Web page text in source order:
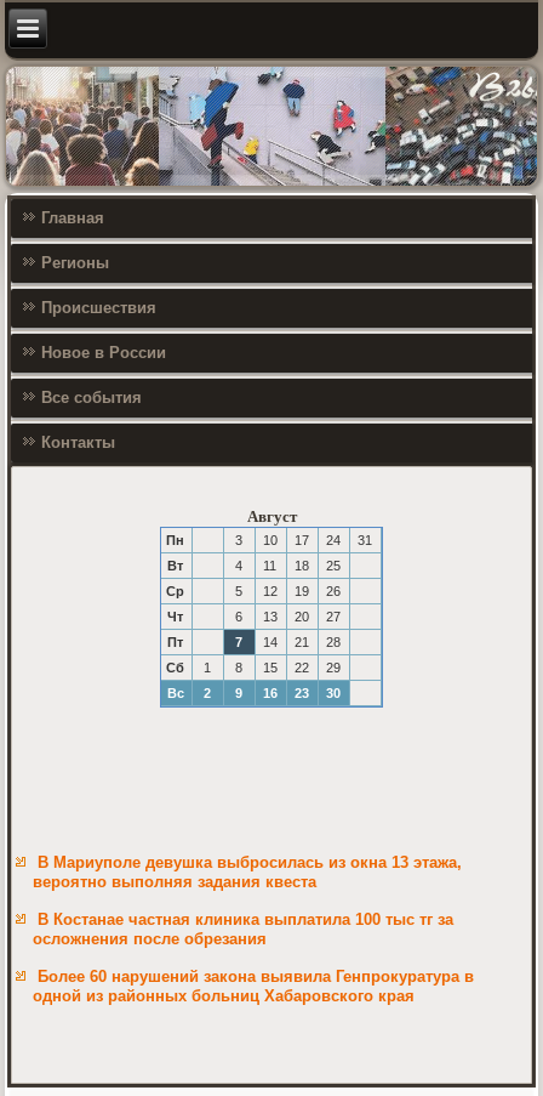
Главная
Регионы
Происшествия
Новое в России
Все события
Контакты
Август
Пн 3 10 17 24
31
Вт
4 11 18
25
Ср
5 12 19
26
Чт
6 13 20
27
Пт
7 14 21
28
Сб
1 8 15 22
29
Вс
2 9 16 23 30
В Мариуполе девушка выбросилась из окна 13 этажа,
вероятно выполняя задания квеста
В Костанае частная клиника выплатила 100 тыс тг за
осложнения после обрезания
Более 60 нарушений закона выявила Генпрокуратура в
одной из районных больниц Хабаровского края